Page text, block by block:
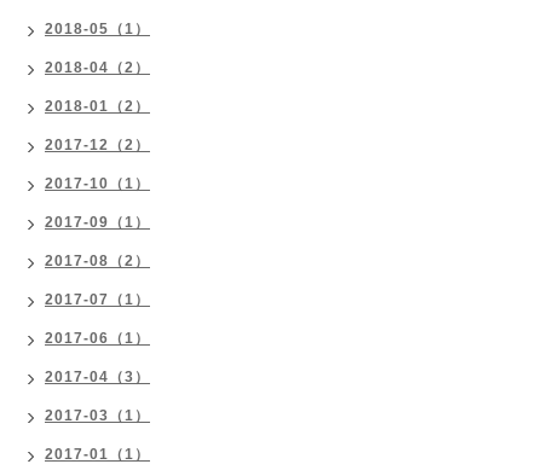
2018-05（1）
2018-04（2）
2018-01（2）
2017-12（2）
2017-10（1）
2017-09（1）
2017-08（2）
2017-07（1）
2017-06（1）
2017-04（3）
2017-03（1）
2017-01（1）